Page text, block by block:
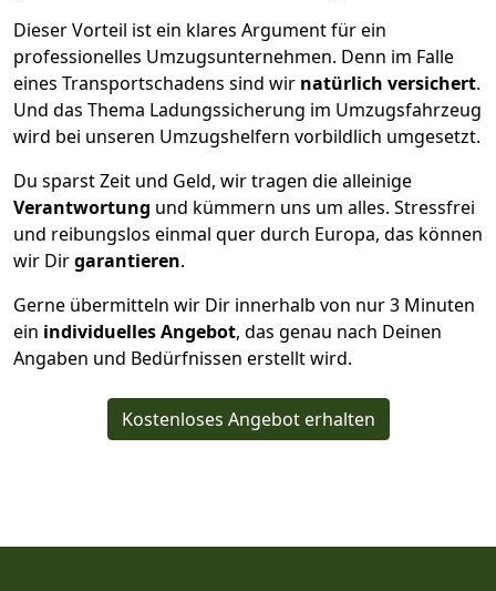
Dieser Vorteil ist ein klares Argument für ein
professionelles Umzugsunternehmen. Denn im Falle
eines Transportschadens sind wir natürlich versichert.
Und das Thema Ladungssicherung im Umzugsfahrzeug
wird bei unseren Umzugshelfern vorbildlich umgesetzt.
Du sparst Zeit und Geld, wir tragen die alleinige
Verantwortung und kümmern uns um alles. Stressfrei
und reibungslos einmal quer durch Europa, das können
wir Dirgarantieren.
Gerne übermitteln wir Dir innerhalb von nur3 Minuten
ein individuelles Angebot, das genau nach Deinen
Angaben und Bedürfnissen erstellt wird.
Kostenloses Angebot erhalten